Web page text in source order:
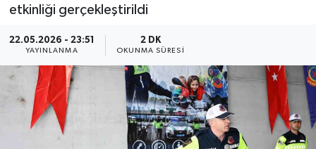
etkinliği gerçekleştirildi
22.05.2026 - 23:51
YAYINLANMA
2 DK
OKUNMA SÜRESI
Spor
Türkiye
Yaşam